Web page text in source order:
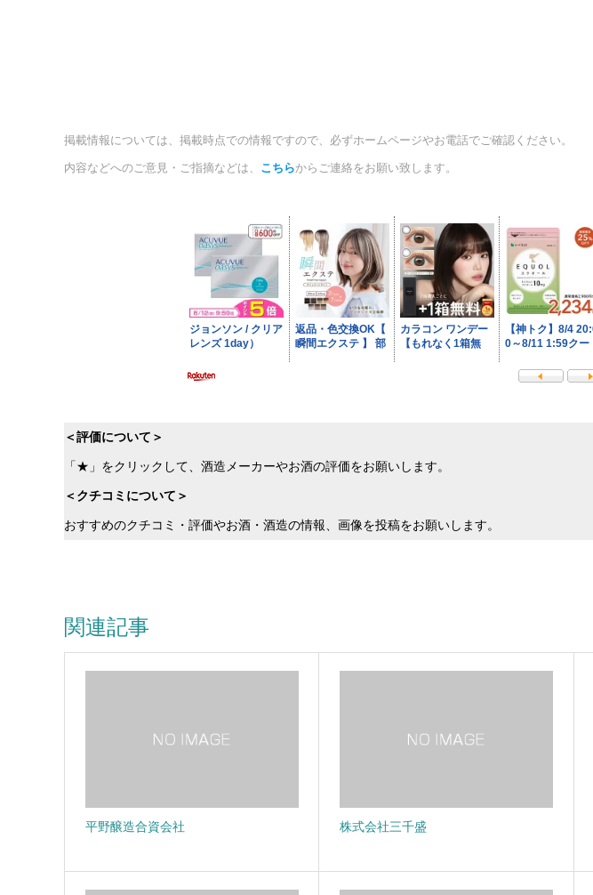
掲載情報については、掲載時点での情報ですので、必ずホームページやお電話でご確認ください。
内容などへのご意見・ご指摘などは、 こちらからご連絡をお願い致します。
＜評価について＞
「★」をクリックして、酒造メーカーやお酒の評価をお願いします。
＜クチコミについて＞
おすすめのクチコミ・評価やお酒・酒造の情報、画像を投稿をお願いします。
関連記事
平野醸造合資会社 株式会社三千盛